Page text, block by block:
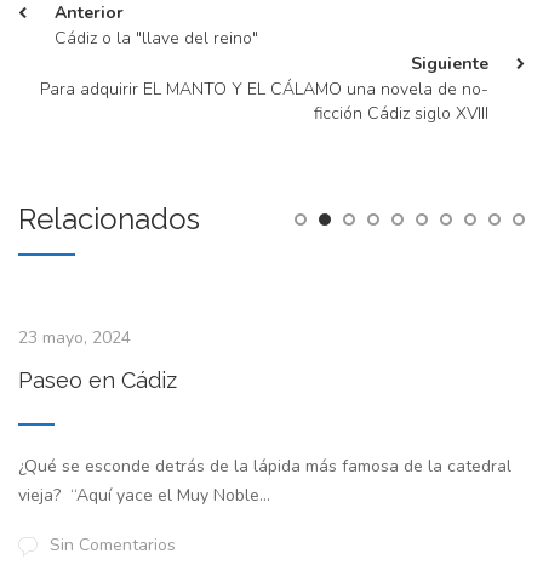
Anterior
Cádiz o la "llave del reino"
Siguiente
Para adquirir EL MANTO Y EL CÁLAMO una novela de no-
ficción Cádiz siglo XVIII
Relacionados
23 mayo, 2024
Paseo en Cádiz
¿Qué se esconde detrás de la lápida más famosa de la catedral
vieja? “Aquí yace el Muy Noble...
Sin Comentarios